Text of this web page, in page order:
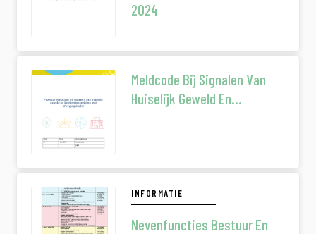
2024
Meldcode Bij Signalen Van
Huiselijk Geweld En
INFORMATIE
Nevenfuncties Bestuur En